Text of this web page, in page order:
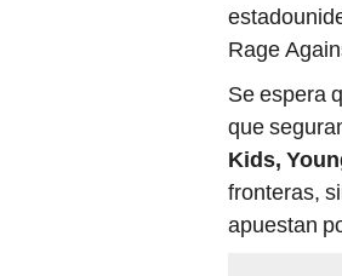
Rage
Se espera
que
Kids,
fronteras,
apuestan